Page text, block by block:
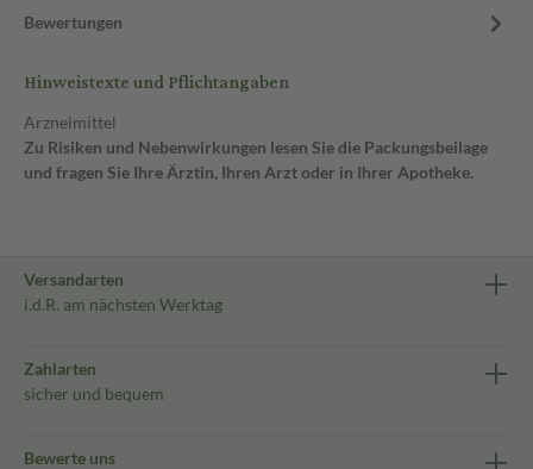
Bewertungen
Hinweistexte und Pflichtangaben
Arzneimittel
Zu Risiken und Nebenwirkungen lesen Sie die Packungsbeilage
und fragen Sie Ihre Ärztin, Ihren Arzt oder in Ihrer Apotheke.
Versandarten
i.d.R. am nächsten Werktag
Zahlarten
sicher und bequem
Bewerte uns